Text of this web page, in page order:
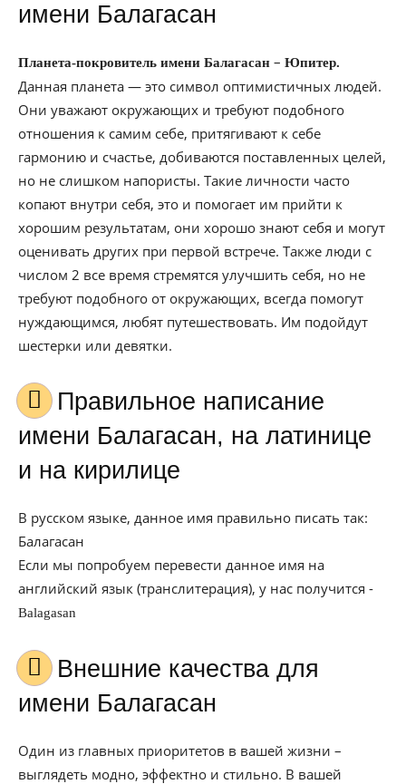
имени Балагасан
Планета-покровитель имени Балагасан – Юпитер.
Данная планета — это символ оптимистичных людей.
Они уважают окружающих и требуют подобного
отношения к самим себе, притягивают к себе
гармонию и счастье, добиваются поставленных целей,
но не слишком напористы. Такие личности часто
копают внутри себя, это и помогает им прийти к
хорошим результатам, они хорошо знают себя и могут
оценивать других при первой встрече. Также люди с
числом 2 все время стремятся улучшить себя, но не
требуют подобного от окружающих, всегда помогут
нуждающимся, любят путешествовать. Им подойдут
шестерки или девятки.
Правильное написание
имени Балагасан, на латинице
и на кирилице
В русском языке, данное имя правильно писать так:
Балагасан
Если мы попробуем перевести данное имя на
английский язык (транслитерация), у нас получится -
Balagasan
Внешние качества для
имени Балагасан
Один из главных приоритетов в вашей жизни –
выглядеть модно, эффектно и стильно. В вашей